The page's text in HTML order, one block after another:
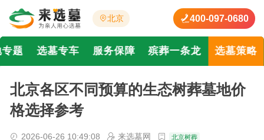
北京 400-097-0680
题 选墓专车 服务保障 殡葬一条龙 选墓策略
北京各区不同预算的生态树葬墓地价
格选择参考
2026-06-26 10:49:08 来选墓网 北京树葬